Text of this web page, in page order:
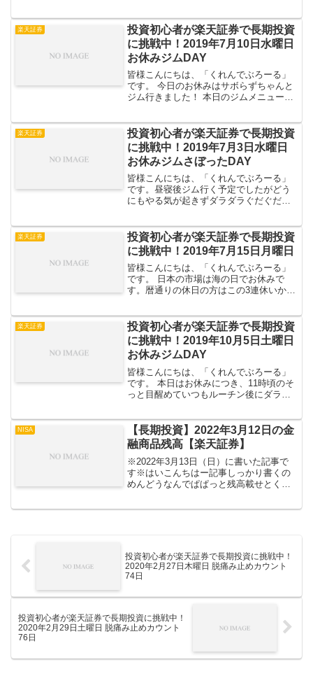
らに転んでも米国経済がどうなるのかは
投資やってる者にとっ...
楽天証券
投資初心者が楽天証券で長期投資
に挑戦中！2019年7月10日水曜日
お休みジムDAY
皆様こんにちは、「くれんでぶろーる」
です。 今日のお休みはサボらずちゃんと
ジム行きました！ 本日のジムメニュー全
くせに何ですが週一じゃちょっと頻度足
りないって事...
楽天証券
投資初心者が楽天証券で長期投資
に挑戦中！2019年7月3日水曜日
お休みジムさぼったDAY
皆様こんにちは、「くれんでぶろーる」
です。昼寝後ジム行く予定でしたがどう
にもやる気が起きずダラダラぐだぐだし
曜日の手持ち商品を見て行きましょ
う。 全体評価損益国...
楽天証券
投資初心者が楽天証券で長期投資
に挑戦中！2019年7月15日月曜日
皆様こんにちは、「くれんでぶろーる」
です。 日本の市場は海の日でお休みで
す。暦通りの休日の方はこの3連休いかが
きを見てみましょう。 全体評価損益国内
株投資信託楽ラ...
楽天証券
投資初心者が楽天証券で長期投資
に挑戦中！2019年10月5日土曜日
お休みジムDAY
皆様こんにちは、「くれんでぶろーる」
です。 本日はお休みにつき、11時頃のそ
っと目醒めていつもルーチン後にダラダ
しぶりにお買い物をしました // 本日の
トレー...
NISA
【長期投資】2022年3月12日の金
融商品残高【楽天証券】
※2022年3月13日（日）に書いた記事で
す※はいこんちはー記事しっかり書くの
めんどうなんでぱぱっと残高載せとく
投資初心者が楽天証券で長期投資に挑戦中！
2020年2月27日木曜日 脱痛み止めカウント
74日
投資初心者が楽天証券で長期投資に挑戦中！
2020年2月29日土曜日 脱痛み止めカウント
76日